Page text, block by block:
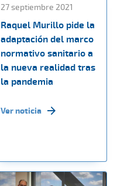
27 septiembre 2021
Raquel Murillo pide la
adaptación del marco
normativo sanitario a
la nueva realidad tras
la pandemia
Ver noticia